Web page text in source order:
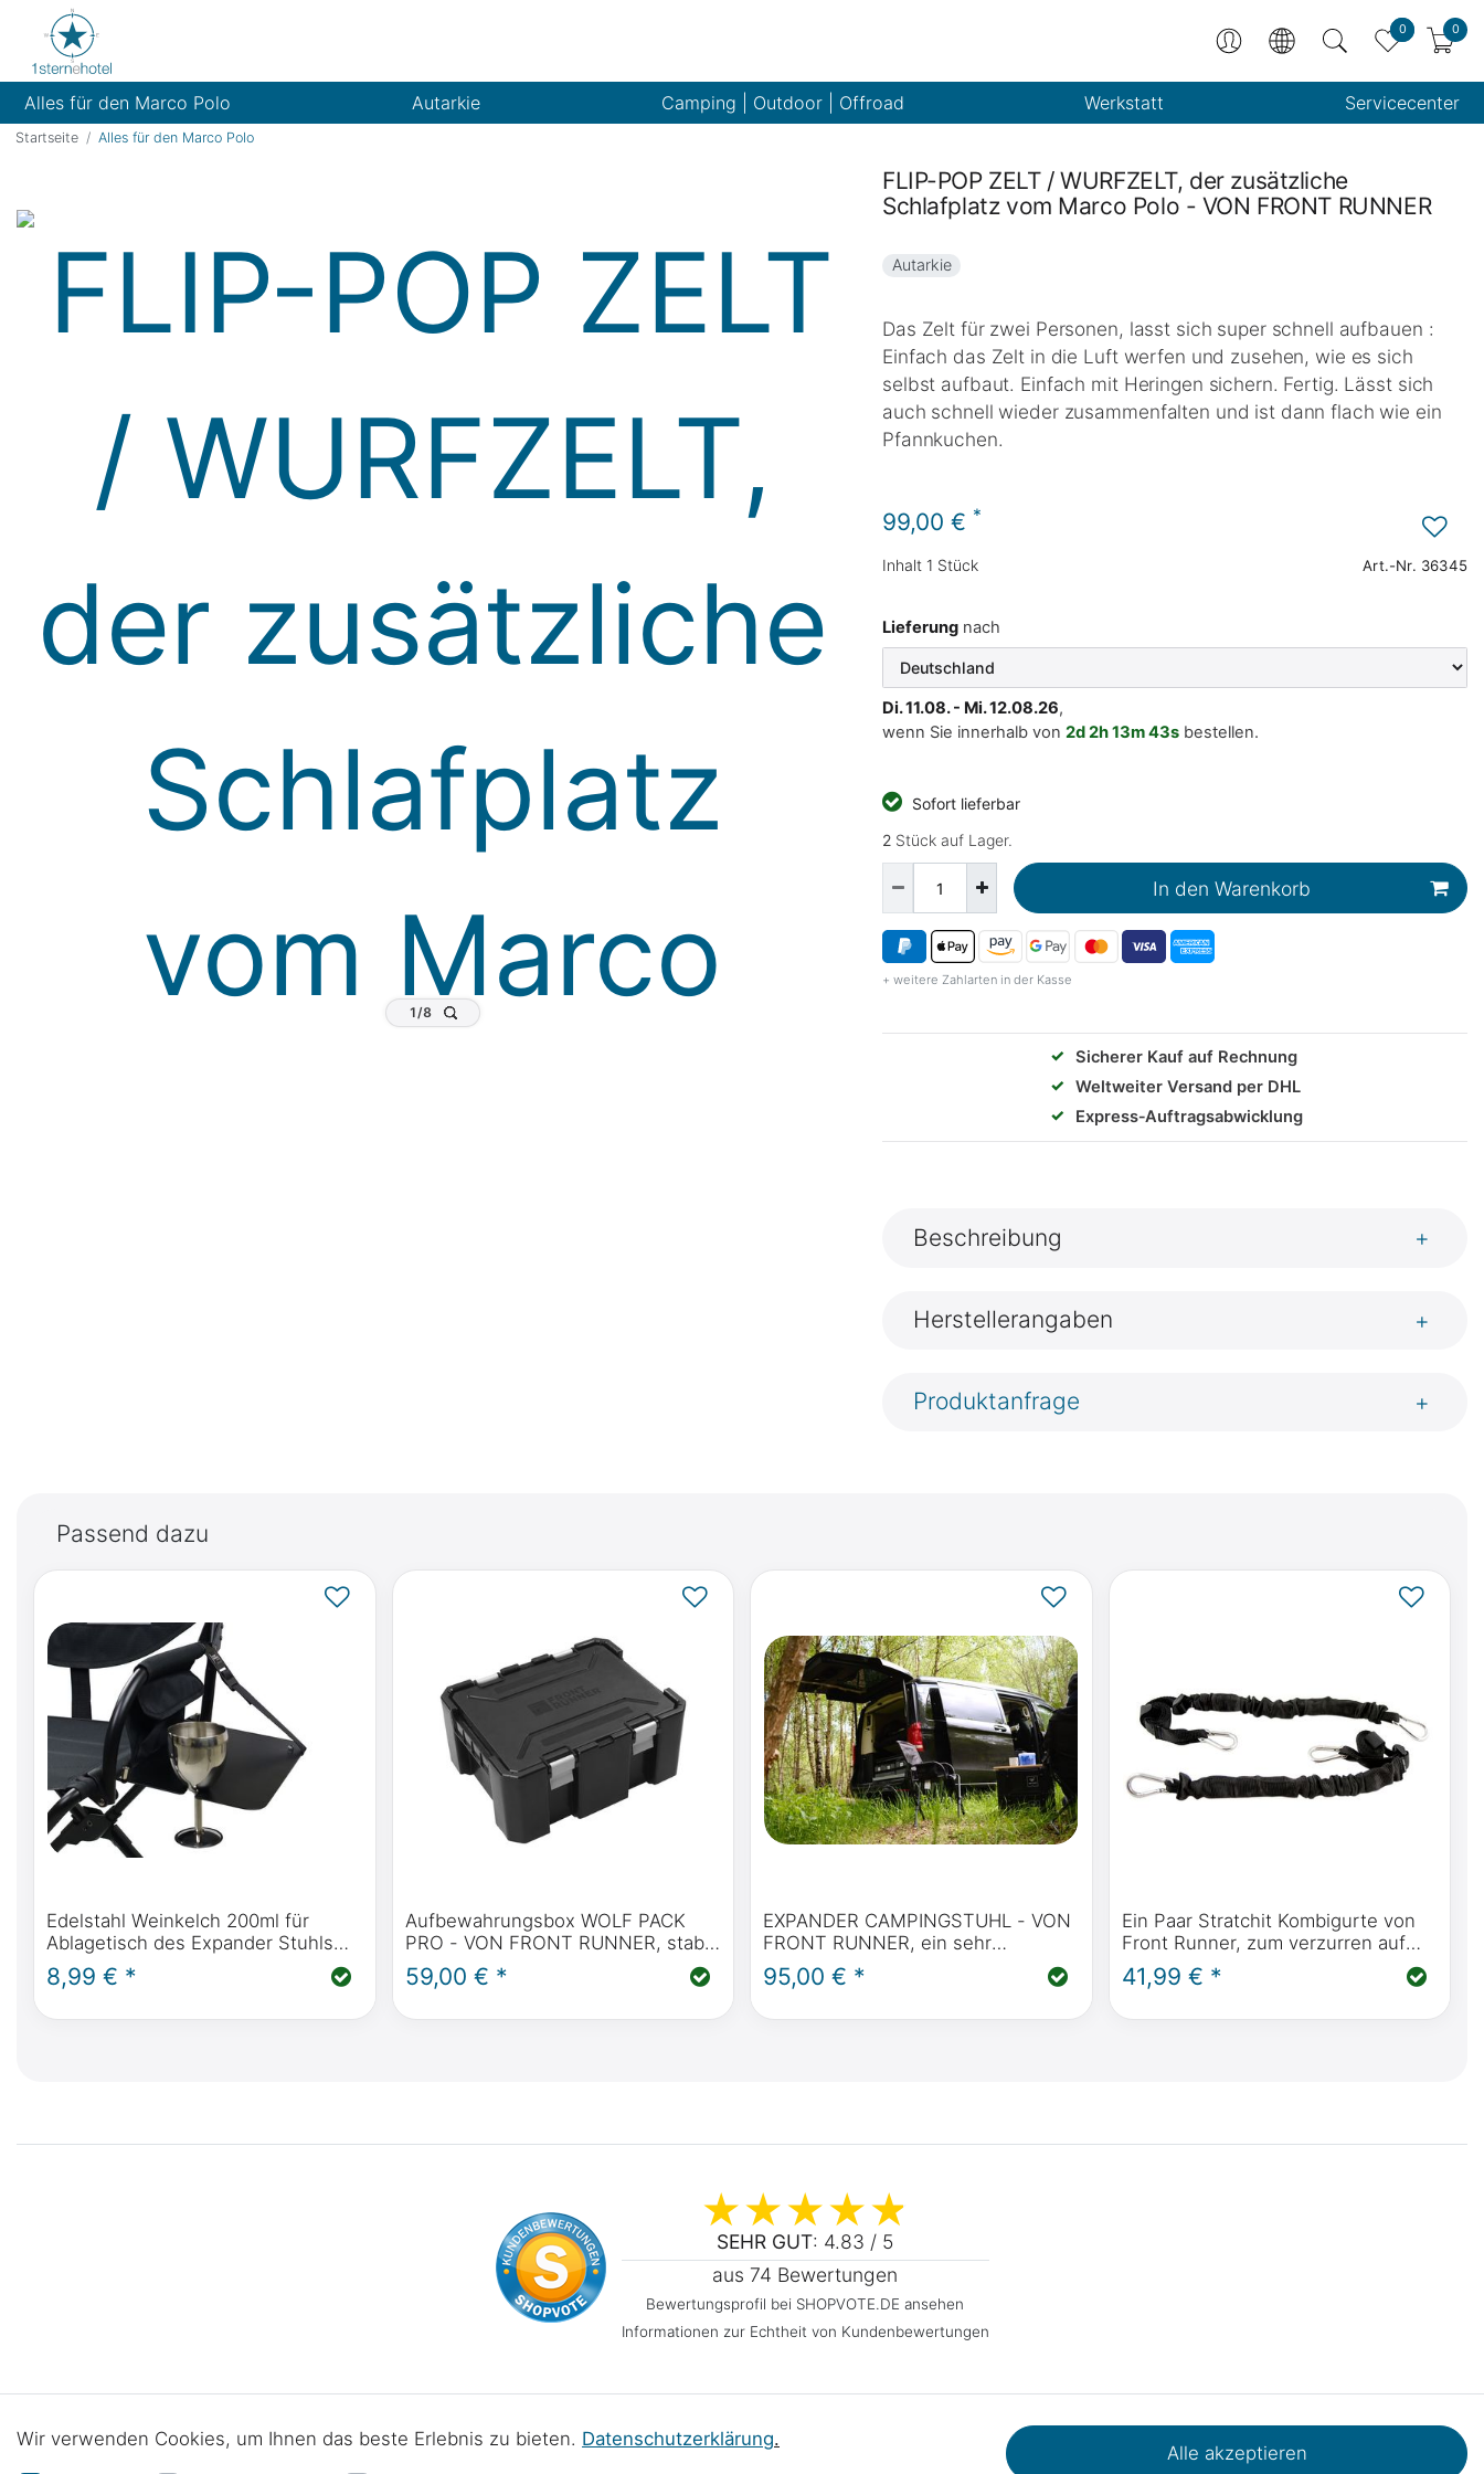
0 0
Alles für den Marco Polo Autarkie Camping | Outdoor | Offroad Werkstatt Servicecenter
Startseite Alles für den Marco Polo
FLIP-POP ZELT / WURFZELT, der zusätzliche
Schlafplatz vom Marco Polo - VON FRONT RUNNER
Autarkie
Das Zelt für zwei Personen, lasst sich super schnell aufbauen :
Einfach das Zelt in die Luft werfen und zusehen, wie es sich
selbst aufbaut. Einfach mit Heringen sichern. Fertig. Lässt sich
auch schnell wieder zusammenfalten und ist dann flach wie ein
Pfannkuchen.
99,00 € *
Inhalt 1 Stück Art.-Nr. 36345
Lieferung nach
Di. 11.08. - Mi. 12.08.26,
wenn Sie innerhalb von 2d2h13m42sbestellen.
Sofort lieferbar
2 Stück auf Lager.
In den Warenkorb
+ weitere Zahlarten in der Kasse
✓
Sicherer Kauf auf Rechnung
✓
Weltweiter Versand per DHL
✓
Express‑Auftragsabwicklung
Beschreibung +
Herstellerangaben +
Produktanfrage +
Passend dazu
Edelstahl Weinkelch 200ml für
Ablagetisch des Expander Stuhls
von Front Runner
8,99 € *
Aufbewahrungsbox WOLF PACK
PRO - VON FRONT RUNNER, stabil,
stapelbar, Staub- und wasserdicht
59,00 € *
EXPANDER CAMPINGSTUHL - VON
FRONT RUNNER, ein sehr
kompakter und massiver
Campingstuhl
95,00 € *
Ein Paar Stratchit Kombigurte von
Front Runner, zum verzurren auf
den Sitzschienen oder auf
Dachsträgern
41,99 € *
SEHR GUT: 4.83 / 5
aus 74 Bewertungen
Bewertungsprofil bei SHOPVOTE.DE ansehen
Informationen zur Echtheit von Kundenbewertungen
Impressum Daten­schutz­erklärung Barrierefreiheitserklärung Widerrufs­recht Kontakt Batterieentsorgung Werkstattprojekte
Wir verwenden Cookies, um Ihnen das beste Erlebnis zu bieten. Daten­schutz­erklärung.
Alle akzeptieren